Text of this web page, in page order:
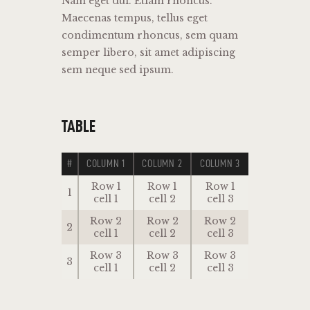
Maecenas tempus, tellus eget
condimentum rhoncus, sem quam
semper libero, sit amet adipiscing
sem neque sed ipsum.
TABLE
# COLUMN 1 COLUMN 2 COLUMN 3
1
Row 1
cell 1
Row 1
cell 2
Row 1
cell 3
2
Row 2
cell 1
Row 2
cell 2
Row 2
cell 3
3
Row 3
cell 1
Row 3
cell 2
Row 3
cell 3